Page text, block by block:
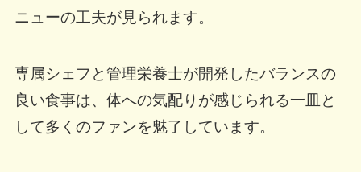
ニューの工夫が見られます。
専属シェフと管理栄養士が開発したバランスの
良い食事は、体への気配りが感じられる一皿と
して多くのファンを魅了しています。